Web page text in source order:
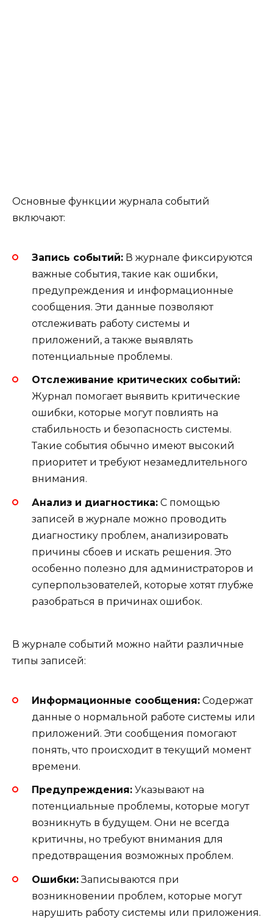
Основные функции журнала событий
включают:
Запись событий: В журнале фиксируются
важные события, такие как ошибки,
предупреждения и информационные
сообщения. Эти данные позволяют
отслеживать работу системы и
приложений, а также выявлять
потенциальные проблемы.
Отслеживание критических событий:
Журнал помогает выявить критические
ошибки, которые могут повлиять на
стабильность и безопасность системы.
Такие события обычно имеют высокий
приоритет и требуют незамедлительного
внимания.
Анализ и диагностика: С помощью
записей в журнале можно проводить
диагностику проблем, анализировать
причины сбоев и искать решения. Это
особенно полезно для администраторов и
суперпользователей, которые хотят глубже
разобраться в причинах ошибок.
В журнале событий можно найти различные
типы записей:
Информационные сообщения: Содержат
данные о нормальной работе системы или
приложений. Эти сообщения помогают
понять, что происходит в текущий момент
времени.
Предупреждения: Указывают на
потенциальные проблемы, которые могут
возникнуть в будущем. Они не всегда
критичны, но требуют внимания для
предотвращения возможных проблем.
Ошибки:Записываются при
возникновении проблем, которые могут
нарушить работу системы или приложения.